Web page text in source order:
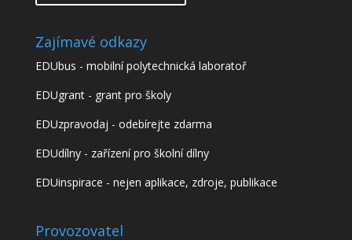
Zajímavé odkazy
EDUbus - mobilní polytechnická laboratoř
EDUgrant - grant pro školy
EDUzpravodaj - odebírejte zdarma
EDUdílny - zařízení pro školní dílny
EDUinspirace - nejen aplikace, zdroje, publikace
Provozovatel